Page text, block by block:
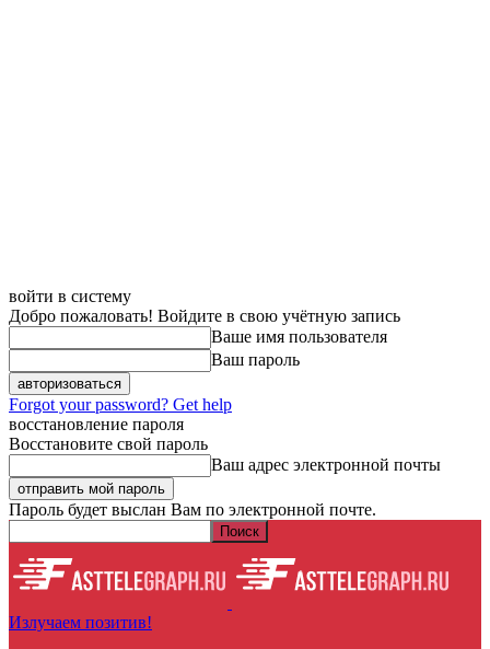
войти в систему
Добро пожаловать! Войдите в свою учётную запись
Ваше имя пользователя
Ваш пароль
Forgot your password? Get help
восстановление пароля
Восстановите свой пароль
Ваш адрес электронной почты
Пароль будет выслан Вам по электронной почте.
Излучаем позитив!